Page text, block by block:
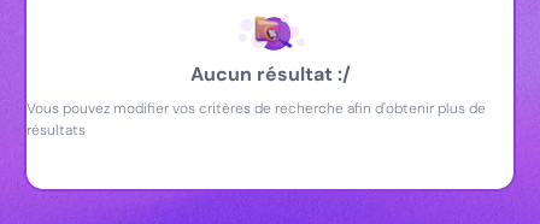
Aucun résultat :/
Vous pouvez modifier vos critères de recherche afin d'obtenir plus de
résultats